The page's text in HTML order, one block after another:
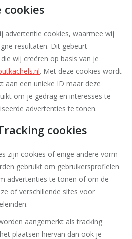
cookies
advertentie cookies, waarmee wij
resultaten. Dit gebeurt
wij creëren op basis van je
. Met deze cookies wordt
aan een unieke ID maar deze
om je gedrag en interesses te
advertenties te tonen.
cookies
zijn cookies of enige andere vorm
gebruikt om gebruikersprofielen
advertenties te tonen of om de
of verschillende sites voor
aangemerkt als tracking
plaatsen hiervan dan ook je